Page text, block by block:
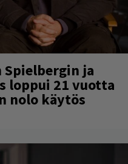
Spielbergin ja
loppui 21 vuotta
nolo käytös